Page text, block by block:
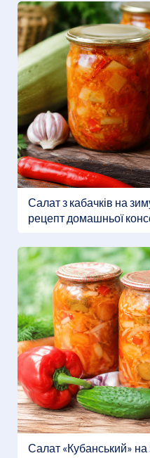
Салат з кабачків на
рецепт домашньої
Салат «Кубанський» на